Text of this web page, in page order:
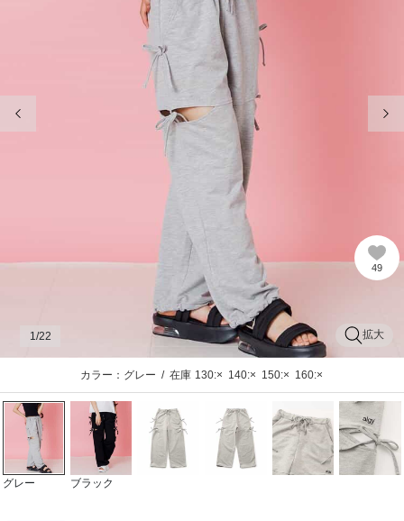
49
拡大
1 /22
カラー：グレー / 在庫 130:× 140:× 150:× 160:×
グレー ブラック